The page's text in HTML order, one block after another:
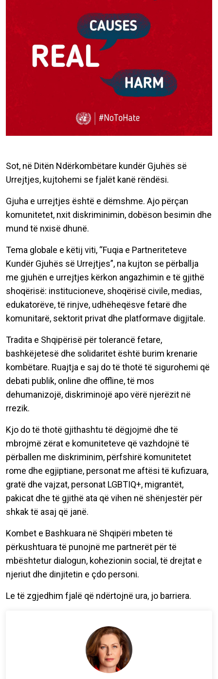
Sot, në Ditën Ndërkombëtare kundër Gjuhës së
Urrejtjes, kujtohemi se fjalët kanë rëndësi.
Gjuha e urrejtjes është e dëmshme. Ajo përçan
komunitetet, nxit diskriminimin, dobëson besimin dhe
mund të nxisë dhunë.
Tema globale e këtij viti, “Fuqia e Partneriteteve
Kundër Gjuhës së Urrejtjes”, na kujton se përballja
me gjuhën e urrejtjes kërkon angazhimin e të gjithë
shoqërisë: institucioneve, shoqërisë civile, medias,
edukatorëve, të rinjve, udhëheqësve fetarë dhe
komunitarë, sektorit privat dhe platformave digjitale.
Tradita e Shqipërisë për tolerancë fetare,
bashkëjetesë dhe solidaritet është burim krenarie
kombëtare. Ruajtja e saj do të thotë të sigurohemi që
debati publik, online dhe offline, të mos
dehumanizojë, diskriminojë apo vërë njerëzit në
rrezik.
Kjo do të thotë gjithashtu të dëgjojmë dhe të
mbrojmë zërat e komuniteteve që vazhdojnë të
përballen me diskriminim, përfshirë komunitetet
rome dhe egjiptiane, personat me aftësi të kufizuara,
gratë dhe vajzat, personat LGBTIQ+, migrantët,
pakicat dhe të gjithë ata që vihen në shënjestër për
shkak të asaj që janë.
Kombet e Bashkuara në Shqipëri mbeten të
përkushtuara të punojnë me partnerët për të
mbështetur dialogun, kohezionin social, të drejtat e
njeriut dhe dinjitetin e çdo personi.
Le të zgjedhim fjalë që ndërtojnë ura, jo barriera.